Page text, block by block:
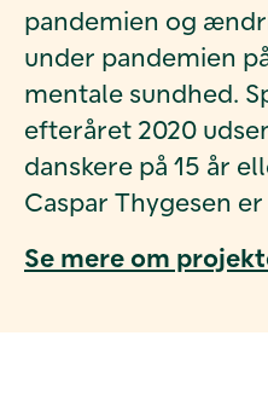
pandemien og
under pandemien
mentale sundhed.
efteråret 2020
danskere på 15 år
Caspar Thygesen
Se mere om